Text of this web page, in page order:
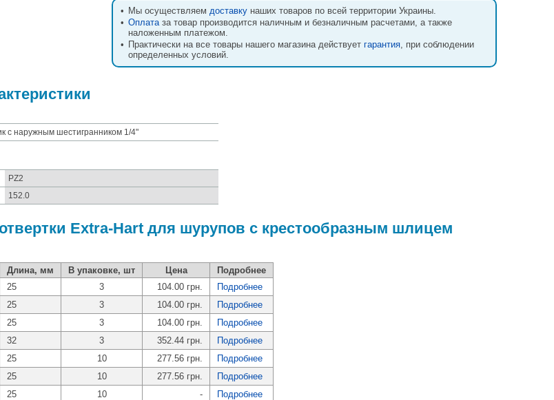
• Мы осуществляем доставку наших товаров по всей территории Украины.
• Оплатаза товар производится наличным и безналичным расчетами, а также
наложенным платежом.
• Практически на все товары нашего магазина действует гарантия, при соблюдении
определенных условий.
с наружным шестигранником 1/4"
PZ2
152.0
Extra-Hart для шурупов с крестообразным шлицем
Длина, мм В упаковке, шт Цена
Подробнее
25 3 104.00 грн.
Подробнее
25 3 104.00 грн.
Подробнее
25 3 104.00 грн.
Подробнее
32 3 352.44 грн.
Подробнее
25 10 277.56 грн.
Подробнее
25 10 277.56 грн.
Подробнее
25 10 -
Подробнее